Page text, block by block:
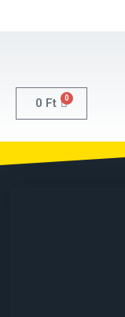
0 Ft 0